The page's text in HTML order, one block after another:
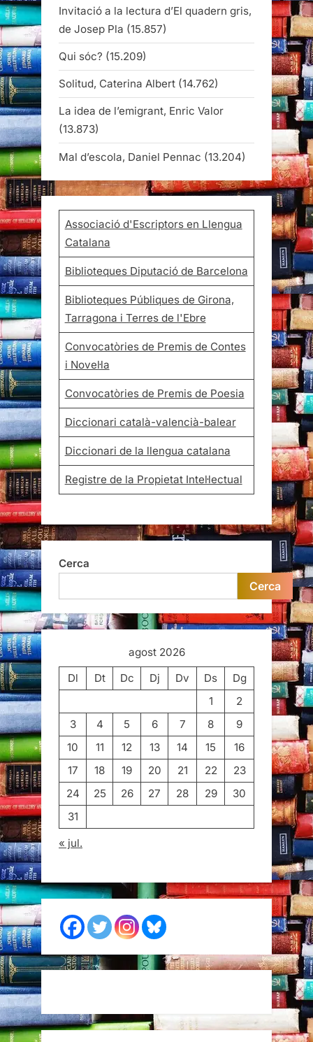
Invitació a la lectura d’El quadern gris,
de Josep Pla (15.857)
Qui sóc? (15.209)
Solitud, Caterina Albert (14.762)
La idea de l’emigrant, Enric Valor
(13.873)
Mal d’escola, Daniel Pennac (13.204)
Associació d'Escriptors en Llengua
Catalana
Biblioteques Diputació de Barcelona
Biblioteques Públiques de Girona,
Tarragona i Terres de l'Ebre
Convocatòries de Premis de Contes
i Novel·la
Convocatòries de Premis de Poesia
Diccionari català-valencià-balear
Diccionari de la llengua catalana
Registre de la Propietat Intel·lectual
Cerca
Cerca
agost 2026
Dl
Dt Dc Dj Dv Ds
Dg
1
2
3
4 5 6 7 8
9
10
11 12 13 14 15
16
17
18 19 20 21 22
23
24
25 26 27 28 29
30
31
« jul.